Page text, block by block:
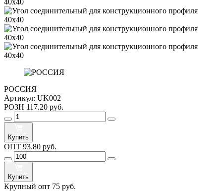
РОССИЯ
Артикул: UK002
РОЗН 117.20 руб.
Купить
ОПТ 93.80 руб.
Купить
Крупный опт 75 руб.